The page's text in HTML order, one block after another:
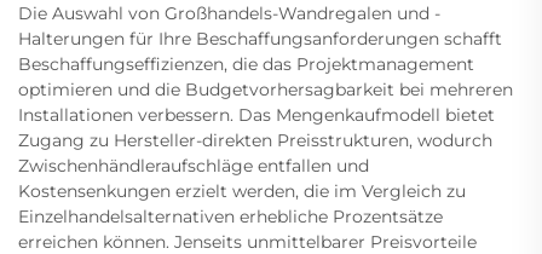
Die Auswahl von Großhandels-Wandregalen und -
Halterungen für Ihre Beschaffungsanforderungen schafft
Beschaffungseffizienzen, die das Projektmanagement
optimieren und die Budgetvorhersagbarkeit bei mehreren
Installationen verbessern. Das Mengenkaufmodell bietet
Zugang zu Hersteller-direkten Preisstrukturen, wodurch
Zwischenhändleraufschläge entfallen und
Kostensenkungen erzielt werden, die im Vergleich zu
Einzelhandelsalternativen erhebliche Prozentsätze
erreichen können. Jenseits unmittelbarer Preisvorteile